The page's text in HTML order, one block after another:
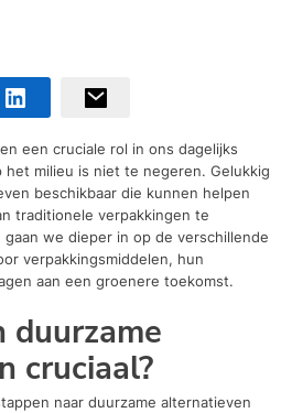
een cruciale rol in ons dagelijks
het milieu is niet te negeren. Gelukkig
beschikbaar die kunnen helpen
traditionele verpakkingen te
we dieper in op de verschillende
verpakkingsmiddelen, hun
aan een groenere toekomst.
duurzame
cruciaal?
naar duurzame alternatieven